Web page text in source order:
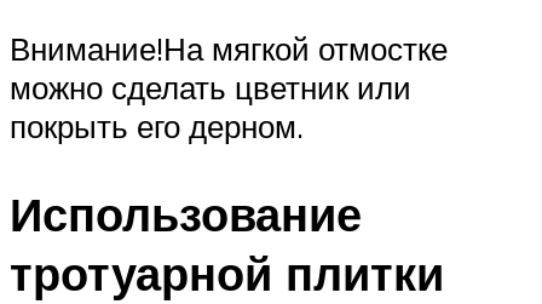
Внимание!На мягкой отмостке
можно сделать цветник или
покрыть его дерном.
Использование
тротуарной плитки